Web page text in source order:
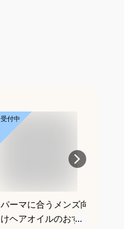
受付中
パーマに合うメンズ向
けヘアオイルのおすす